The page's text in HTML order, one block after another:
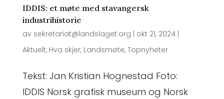
IDDIS: et møte med stavangersk
industrihistorie
av sekretariat@landslaget.org | okt 21, 2024|
Aktuelt, Hva skjer, Landsmøte, Topnyheter
Tekst: Jan Kristian Hognestad Foto:
IDDIS Norsk grafisk museum og Norsk